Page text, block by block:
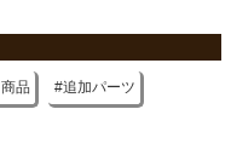
品 追加パーツ